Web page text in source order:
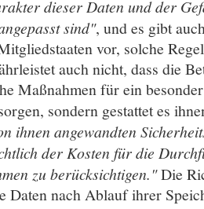
dieser Daten und der
sind", und es gibt
vor, solche
auch nicht, dass die
Maßnahmen für ein
sondern gestattet es
ihnen angewandten
der Kosten für die
zu berücksichtigen."Die
Daten nach Ablauf ihrer